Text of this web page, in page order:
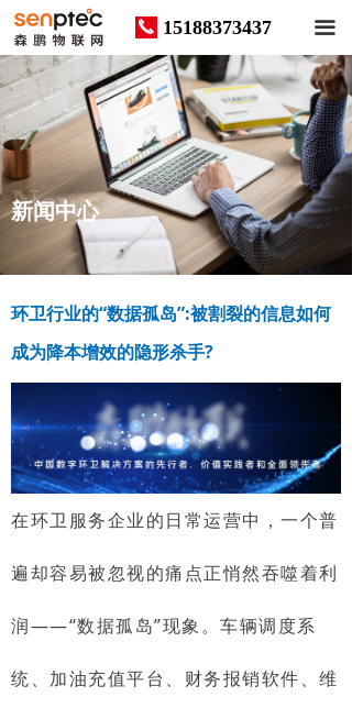
끀
끅 15188373437
环卫行业的“数据孤岛”:被割裂的信息如何
成为降本增效的隐形杀手?
在环卫服务企业的日常运营中，一个普
遍却容易被忽视的痛点正悄然吞噬着利
润——“数据孤岛”现象。车辆调度系
统、加油充值平台、财务报销软件、维
News
新闻中心